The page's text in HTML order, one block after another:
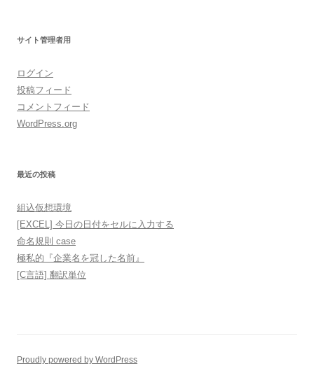
サイト管理者用
ログイン
投稿フィード
コメントフィード
WordPress.org
最近の投稿
組込仮想環境
[EXCEL] 今日の日付をセルに入力する
命名規則 case
極私的『企業名を冠した名前』
[C言語] 翻訳単位
Proudly powered by WordPress